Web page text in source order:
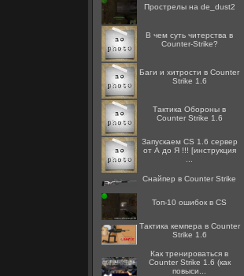
Прострелы на de_dust2
В чем суть читерства в
Counter-Strike?
Баги и хитрости в Counter
Strike 1.6
Тактика Обороны в
Counter Strike 1.6
Запускаем CS 1.6 сервер
от А до Я !!! [инструкция
Снайпер в Counter Strike
Топ-10 ошибок в CS
Тактика кемпера в Counter
Strike 1.6
Как тренироваться в
Counter Strike 1.6 (как
повыси...